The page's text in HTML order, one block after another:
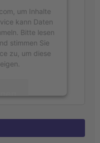
um Inhalte
kann Daten
Bitte lesen
stimmen Sie
zu, um diese